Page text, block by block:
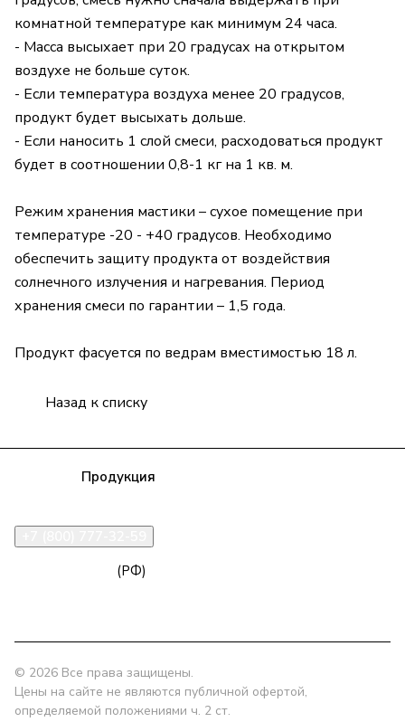
комнатной температуре как минимум 24 часа.
- Масса высыхает при 20 градусах на открытом
воздухе не больше суток.
- Если температура воздуха менее 20 градусов,
продукт будет высыхать дольше.
- Если наносить 1 слой смеси, расходоваться продукт
будет в соотношении 0,8-1 кг на 1 кв. м.
Режим хранения мастики – сухое помещение при
температуре -20 - +40 градусов. Необходимо
обеспечить защиту продукта от воздействия
солнечного излучения и нагревания. Период
хранения смеси по гарантии – 1,5 года.
Продукт фасуется по ведрам вместимостью 18 л.
Назад к списку
Продукция
(РФ)
© 2026 Все права защищены.
Цены на сайте не являются публичной офертой,
определяемой положениями ч. 2 ст.